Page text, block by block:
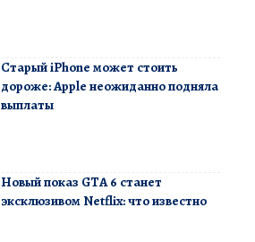
Старый iPhone может стоить
дороже: Apple неожиданно подняла
выплаты
Новый показ GTA 6 станет
эксклюзивом Netflix: что известно